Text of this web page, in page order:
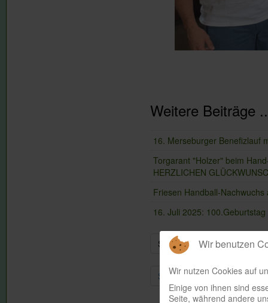
Weitere Beiträge
16. Merseburger Benefizlauf
Torgarant "Holzer" beim
HERZLICHEN
Friesen Handball-
16. Juli 2025:
Seite 9 von 90
Start Zurück 4 5
Wir benutzen
Wir nutzen Cookies auf
Einige von ihnen sind
Seite, während andere